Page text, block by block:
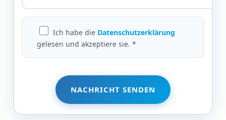
Ich habe die Datenschutzerklärung
gelesen und akzeptiere sie. *